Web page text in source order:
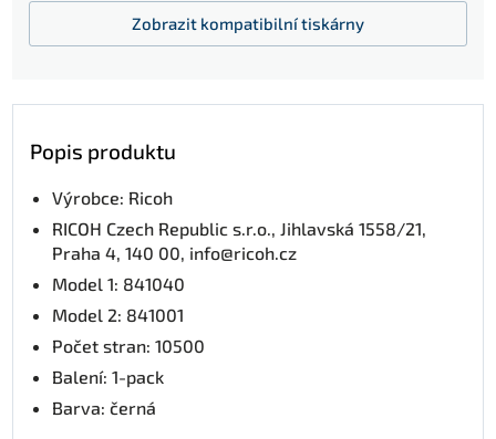
Zobrazit kompatibilní tiskárny
Popis produktu
Výrobce: Ricoh
RICOH Czech Republic s.r.o., Jihlavská 1558/21,
Praha 4, 140 00, info@ricoh.cz
Model 1: 841040
Model 2: 841001
Počet stran: 10500
Balení: 1-pack
Barva: černá